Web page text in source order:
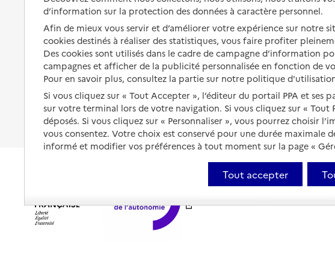
protection
Les mesures de protection
Les obligations de la famille
À qui s’adresser ?
Les politiques du grand âge
Partager son logement
Vivre à domicile avec une
maladie ou un handicap
Être hospitalisé
Fin de vie à domicile
Autres
d’information sur la protection des données à caractère personnel.
Afin de mieux vous servir et d’améliorer votre expérience sur notre
cookies destinés à réaliser des statistiques, vous faire profiter
Des cookies sont utilisés dans le cadre de campagne d’information
campagnes et afficher de la publicité personnalisée en fonction de
Pour en savoir plus, consultez la partie sur notre politique
Si vous cliquez sur « Tout Accepter », l’éditeur du portail PPA et ses
sur votre terminal lors de votre navigation. Si vous cliquez sur « Tout
déposés. Si vous cliquez sur « Personnaliser », vous pourrez choisir
vous consentez. Votre choix est conservé pour une durée maximale
informé et modifier vos préférences à tout moment sur la page «
Tout accepter